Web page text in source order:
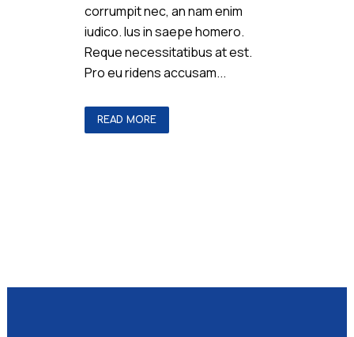
corrumpit nec, an nam enim
iudico. Ius in saepe homero.
Reque necessitatibus at est.
Pro eu ridens accusam...
READ MORE